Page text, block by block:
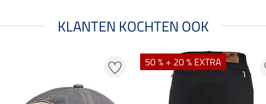
KLANTEN KOCHTEN OOK
50 % + 20 % EXTRA